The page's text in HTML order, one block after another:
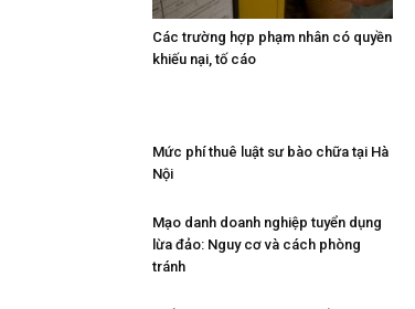
Các trường hợp phạm nhân có quyền
khiếu nại, tố cáo
Mức phí thuê luật sư bào chữa tại Hà
Nội
Mạo danh doanh nghiệp tuyển dụng
lừa đảo: Nguy cơ và cách phòng
tránh